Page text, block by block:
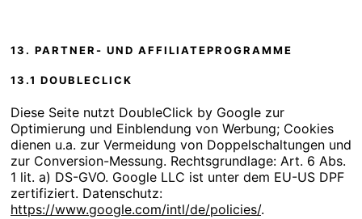
13. PARTNER- UND AFFILIATEPROGRAMME
13.1 DOUBLECLICK
Diese Seite nutzt DoubleClick by Google zur
Optimierung und Einblendung von Werbung; Cookies
dienen u.a. zur Vermeidung von Doppelschaltungen und
zur Conversion-Messung. Rechtsgrundlage: Art. 6 Abs.
1 lit. a) DS-GVO. Google LLC ist unter dem EU-US DPF
zertifiziert. Datenschutz:
https://www.google.com/intl/de/policies/.